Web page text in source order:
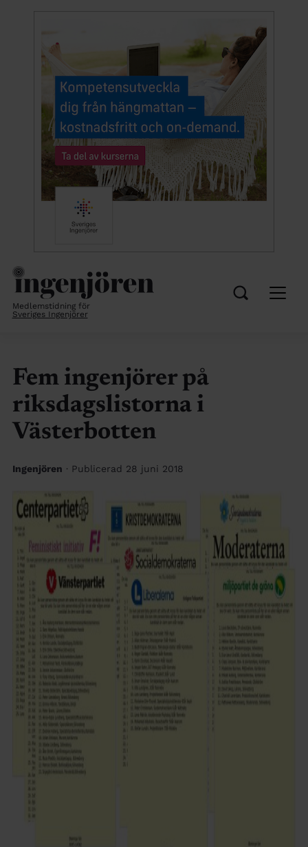
Medlemstidning för
Sveriges Ingenjörer
Fem ingenjörer på
riksdagslistorna i
Västerbotten
Ingenjören · Publicerad 28 juni 2018